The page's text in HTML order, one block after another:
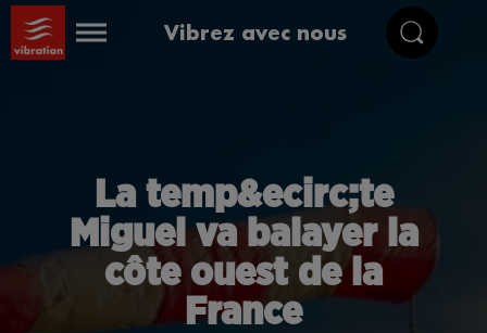
Vibrez avec nous
La temp&ecirc;te
Miguel va balayer la
côte ouest de la
France